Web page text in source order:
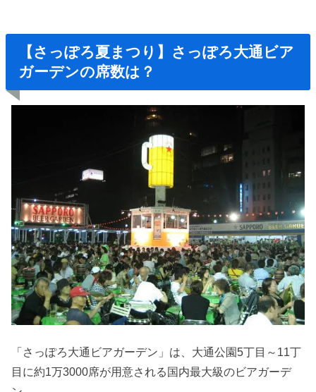
【さっぽろ夏まつり】さっぽろ大通ビア
ガーデンの席数は？
「さっぽろ大通ビアガーデン」は、大通公園5丁目～11丁
目に約1万3000席が用意される国内最大級のビアガーデ